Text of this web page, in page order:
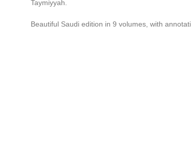
Taymiyyah.
Beautiful Saudi edition in 9 volumes, with